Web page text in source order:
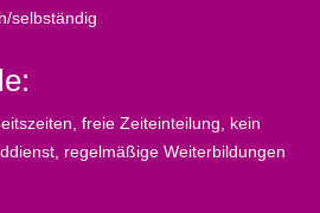
selbständig
freie Zeiteinteilung, kein
regelmäßige Weiterbildungen